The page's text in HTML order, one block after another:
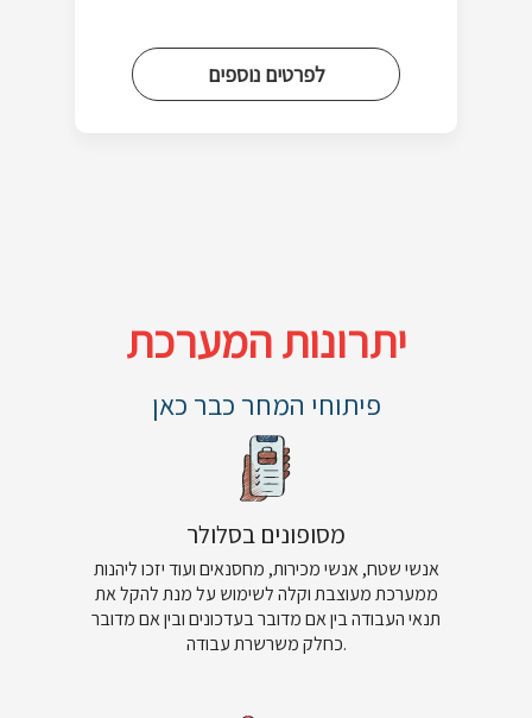
לפרטים נוספים
יתרונות המערכת
פיתוחי המחר כבר כאן
מסופונים בסלולר
אנשי שטח, אנשי מכירות, מחסנאים ועוד יזכו ליהנות
ממערכת מעוצבת וקלה לשימוש על מנת להקל את
תנאי העבודה בין אם מדובר בעדכונים ובין אם מדובר
כחלק משרשרת עבודה.